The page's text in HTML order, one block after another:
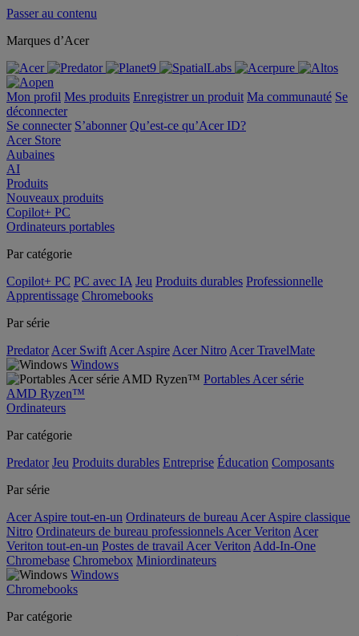
Passer au contenu
Marques d’Acer
Mon profil Mes produits Enregistrer un produit Ma communauté Se
déconnecter
Se connecter S’abonner Qu’est-ce qu’Acer ID?
Acer Store
Aubaines
AI
Produits
Nouveaux produits
Copilot+ PC
Ordinateurs portables
Par catégorie
Copilot+ PC PC avec IA Jeu Produits durables Professionnelle
Apprentissage Chromebooks
Par série
Predator Acer Swift Acer Aspire Acer Nitro Acer TravelMate
Windows
Portables Acer série
AMD Ryzen™
Ordinateurs
Par catégorie
Predator Jeu Produits durables Entreprise Éducation Composants
Par série
Acer Aspire tout-en-un Ordinateurs de bureau Acer Aspire classique
Nitro Ordinateurs de bureau professionnels Acer Veriton Acer
Veriton tout-en-un Postes de travail Acer Veriton Add-In-One
Chromebase Chromebox Miniordinateurs
Windows
Chromebooks
Par catégorie